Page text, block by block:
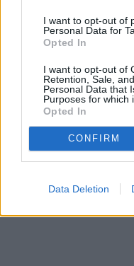
I want to opt-out of
Personal Data for
Opted In
I want to opt-out of
Retention, Sale,
Personal Data that
Purposes for which
Opted In
CONFIRM
Data Deletion